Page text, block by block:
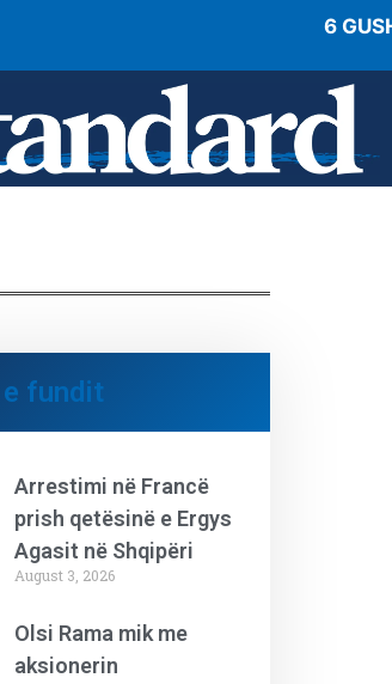
6
fundit
Arrestimi në Francë
prish qetësinë e Ergys
Agasit në Shqipëri
August 3, 2026
Olsi Rama mik me
aksionerin